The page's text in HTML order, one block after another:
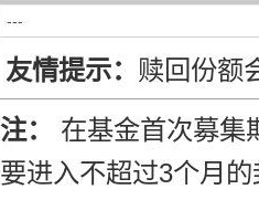
---
友情提示： 赎回份额
注： 在基金首次募集
要进入不超过3个月